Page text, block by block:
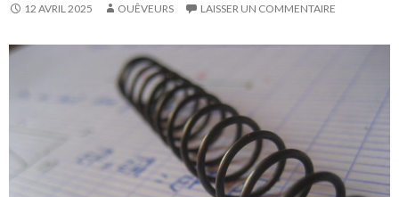
12 AVRIL 2025 OUÊVEURS LAISSER UN COMMENTAIRE